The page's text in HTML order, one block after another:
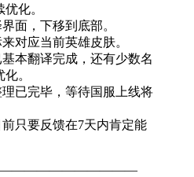
化。
面，下移到底部。
对应当前英雄皮肤。
本翻译完成，还有少数名
。
已完毕，等待国服上线将
只要反馈在7天内肯定能